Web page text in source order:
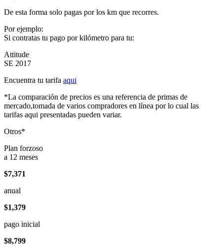
De esta forma solo pagas por los km que recorres.
Por ejemplo:
Si contratas tu pago por kilómetro para tu:
Attitude
SE 2017
Encuentra tu tarifa aqui
*La comparación de precios es una referencia de primas de
mercado,tomada de varios compradores en línea por lo cual las
tarifas aqui presentadas pueden variar.
Otros*
Plan forzoso
a 12 meses
$7,371
anual
$1,379
pago inicial
$8,799